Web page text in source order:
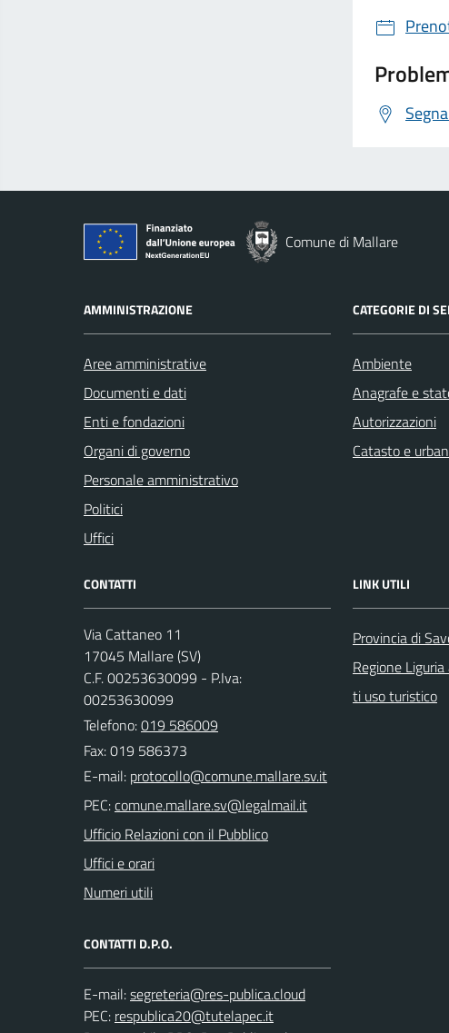
Comune di Mallare
AMMINISTRAZIONE
Aree amministrative
Documenti e dati
Enti e fondazioni
Organi di governo
Personale amministrativo
Politici
Uffici
CATEGORIE DI
Ambiente
Anagrafe e
Autorizzazioni
Catasto e
CONTATTI
Via Cattaneo 11
17045 Mallare (SV)
C.F. 00253630099 - P.Iva:
00253630099
Telefono:019 586009
Fax: 019 586373
E-mail:
PEC:
Ufficio Relazioni con il Pubblico
Uffici e orari
Numeri utili
CONTATTI D.P.O.
E-mail:
PEC:
LINK UTILI
Provincia di
Regione
ti uso turistico